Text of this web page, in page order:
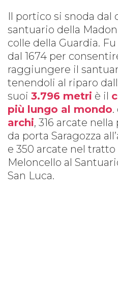
Il portico si snoda dal
santuario della
colle della Guardia.
dal 1674 per
raggiungere il
tenendoli al riparo
suoi 3.796 metri è il
più lungo al mondo.
archi, 316 arcate
da porta Saragozza
e 350 arcate nel
Meloncello al
San Luca.